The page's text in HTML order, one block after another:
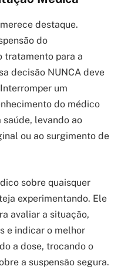
destaque.
do
tratamento para a
decisão NUNCA deve
um
do médico
saúde, levando ao
ou ao surgimento de
sobre quaisquer
experimentando. Ele
avaliar a situação,
e indicar o melhor
a dose, trocando o
a suspensão segura.